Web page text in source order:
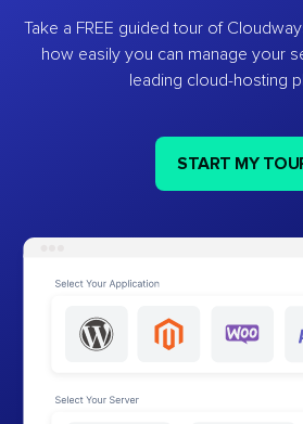
Take a FREE guided tour of
how easily you can manage your
leading cloud-hosting
START MY